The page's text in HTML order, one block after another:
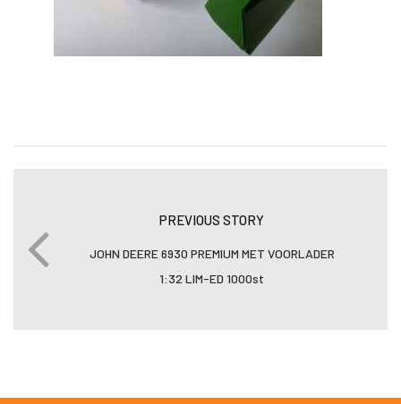
PREVIOUS STORY
JOHN DEERE 6930 PREMIUM MET VOORLADER
1:32 LIM-ED 1000st